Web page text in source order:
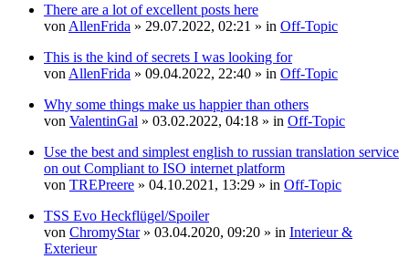
There are a lot of excellent posts here
von AllenFrida » 29.07.2022, 02:21 » in Off-Topic
This is the kind of secrets I was looking for
von AllenFrida » 09.04.2022, 22:40 » in Off-Topic
Why some things make us happier than others
von ValentinGal » 03.02.2022, 04:18 » in Off-Topic
Use the best and simplest english to russian translation service
on out Compliant to ISO internet platform
von TREPreere » 04.10.2021, 13:29 » in Off-Topic
TSS Evo Heckflügel/Spoiler
von ChromyStar» 03.04.2020, 09:20 » in Interieur &
Exterieur